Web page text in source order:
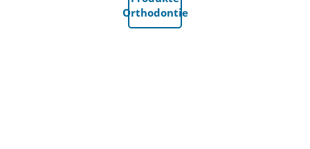
Orthodontie